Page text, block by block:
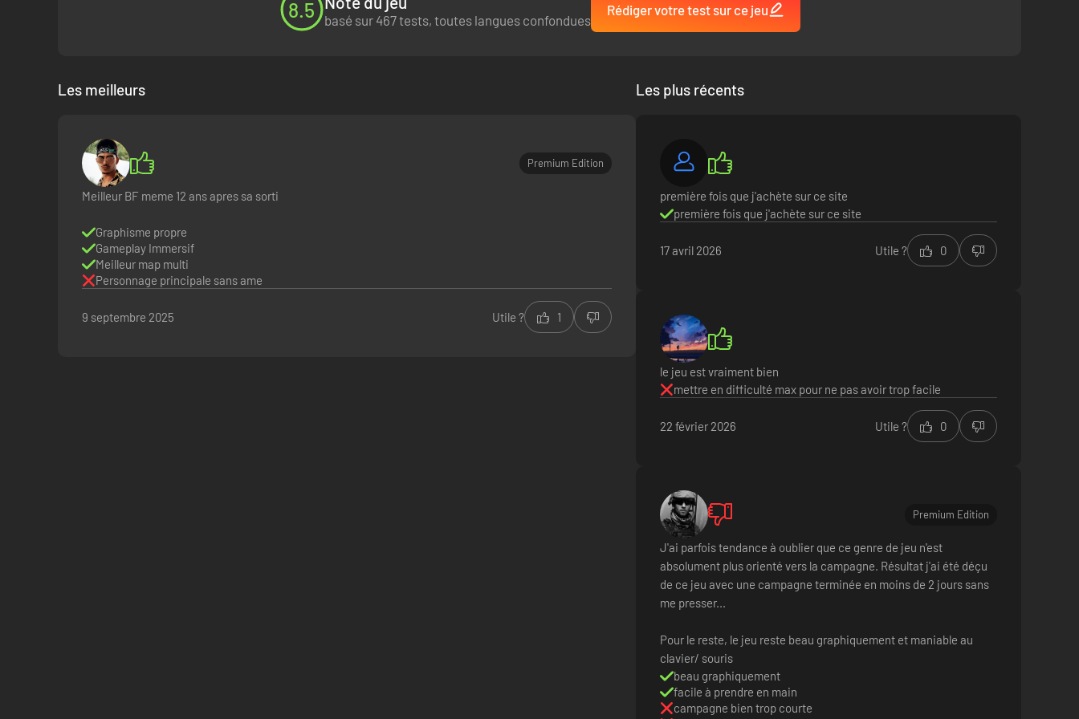
8.5 basé sur 467 tests, toutes langues confondues
Rédiger votre test sur ce jeu
Les meilleurs
Premium Edition
Meilleur BF meme 12 ans apres sa sorti
Graphisme propre
Gameplay Immersif
Meilleur map multi
Personnage principale sans ame
9 septembre 2025 Utile ? 1
Les plus récents
première fois que j'achète sur ce site
première fois que j'achète sur ce site
17 avril 2026 Utile ? 0
le jeu est vraiment bien
mettre en difficulté max pour ne pas avoir trop facile
22 février 2026 Utile ? 0
Premium Edition
J'ai parfois tendance à oublier que ce genre de jeu n'est
absolument plus orienté vers la campagne. Résultat j'ai été déçu
de ce jeu avec une campagne terminée en moins de 2 jours sans
me presser...
Pour le reste, le jeu reste beau graphiquement et maniable au
clavier/ souris
beau graphiquement
facile à prendre en main
campagne bien trop courte